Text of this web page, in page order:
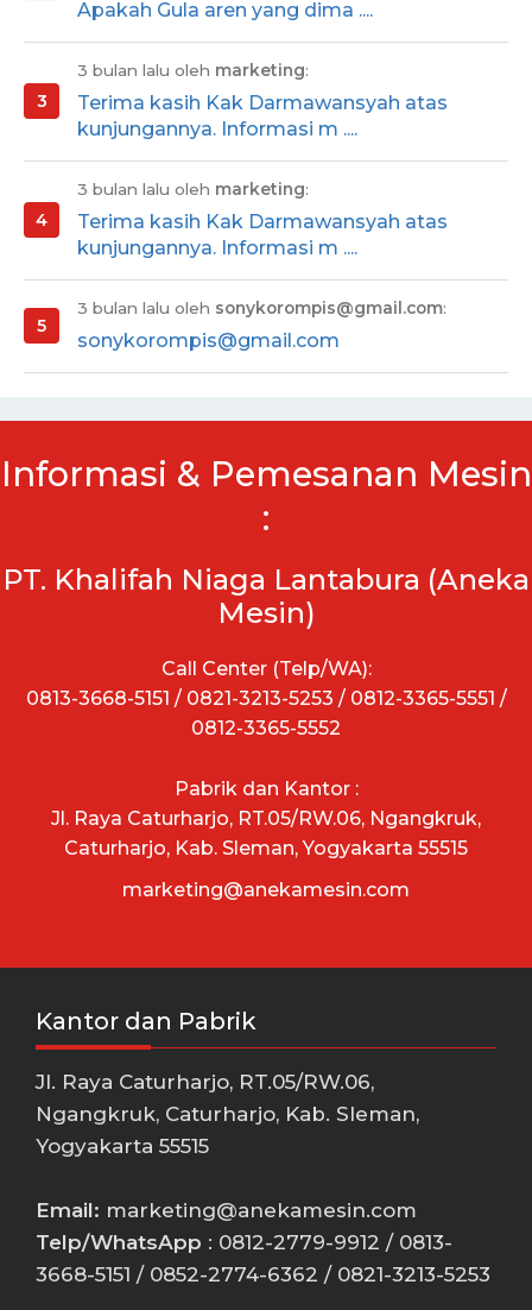
Apakah Gula aren yang dima ....
3 bulan lalu oleh marketing:
Terima kasih Kak Darmawansyah atas
kunjungannya. Informasi m ....
3 bulan lalu oleh marketing:
Terima kasih Kak Darmawansyah atas
kunjungannya. Informasi m ....
3 bulan lalu oleh sonykorompis@gmail.com:
sonykorompis@gmail.com
Informasi & Pemesanan Mesin
:
PT. Khalifah Niaga Lantabura (Aneka
Mesin)
Call Center (Telp/WA):
0813-3668-5151 / 0821-3213-5253 / 0812-3365-5551 /
0812-3365-5552
Pabrik dan Kantor :
Jl. Raya Caturharjo, RT.05/RW.06, Ngangkruk,
Caturharjo, Kab. Sleman, Yogyakarta 55515
marketing@anekamesin.com
Kantor dan Pabrik
Jl. Raya Caturharjo, RT.05/RW.06,
Ngangkruk, Caturharjo, Kab. Sleman,
Yogyakarta 55515
Email: marketing@anekamesin.com
Telp/WhatsApp : 0812-2779-9912 / 0813-
3668-5151 / 0852-2774-6362 / 0821-3213-5253